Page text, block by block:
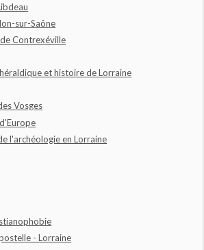
sur-Saône
Contrexéville
et histoire de Lorraine
Vosges
l'archéologie en Lorraine
- Lorraine